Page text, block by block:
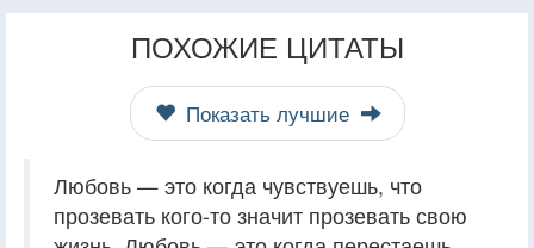
ПОХОЖИЕ ЦИТАТЫ
Показать лучшие
Любовь — это когда чувствуешь, что
прозевать кого-то значит прозевать свою